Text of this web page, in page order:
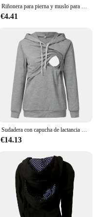
Riñonera para pierna y muslo para hombre, riñonera con cinturón, riñonera de canguro para cadera, vientre, Canguro, plátano, bolso lateral, teléfono, pecho, deporte
€4.41
Sudadera con capucha de lactancia para mujer, ropa de maternidad de manga larga con bolsillo de canguro, 2024
€14.13